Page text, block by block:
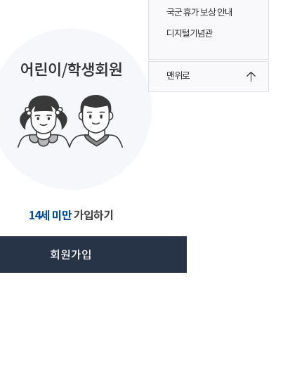
14세 미만가입하기
회원가입
국군 휴가 보상 안내
디지털기념관
맨위로